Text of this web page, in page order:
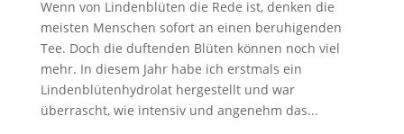
Wenn von Lindenblüten die Rede ist, denken die
meisten Menschen sofort an einen beruhigenden
Tee. Doch die duftenden Blüten können noch viel
mehr. In diesem Jahr habe ich erstmals ein
Lindenblütenhydrolat hergestellt und war
überrascht, wie intensiv und angenehm das...